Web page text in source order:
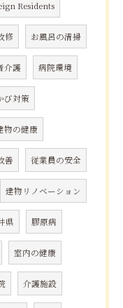
Residents
修 お風呂の清掃
介護 病院環境
び対策
物の健康
善 従業員の安全
建物リノベーション
県 膠原病
室内の健康
介護施設